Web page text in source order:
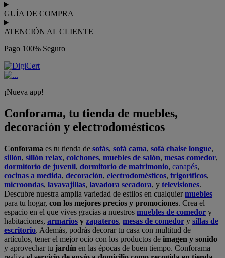
GUÍA DE COMPRA
ATENCIÓN AL CLIENTE
Pago 100% Seguro
¡Nueva app!
Conforama, tu tienda de muebles,
decoración y electrodomésticos
Conforama es tu tienda de sofás, sofá cama, sofá chaise longue,
sillón, sillón relax, colchones, muebles de salón, mesas comedor,
dormitorio de juvenil, dormitorio de matrimonio, canapés,
cocinas a medida, decoración, electrodomésticos, frigoríficos,
microondas, lavavajillas, lavadora secadora, y televisiones.
Descubre nuestra amplia variedad de estilos en cualquiermuebles
para tu hogar, con los mejores precios y promociones. Crea el
espacio en el que vives gracias a nuestros muebles de comedor y
habitaciones, armarios y zapateros, mesas de comedor y sillas de
escritorio. Además, podrás decorar tu casa con multitud de
artículos, tener el mejor ocio con los productos de imagen y sonido
y aprovechar tu jardín en las épocas de buen tiempo. Conforama